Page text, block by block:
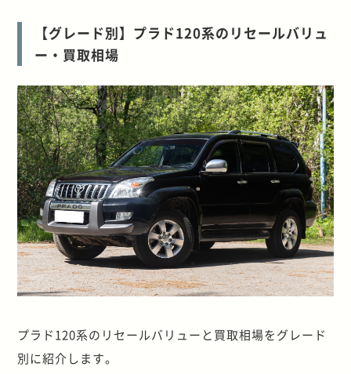
【グレード別】プラド120系のリセールバリュ
ー・買取相場
プラド120系のリセールバリューと買取相場をグレード
別に紹介します。